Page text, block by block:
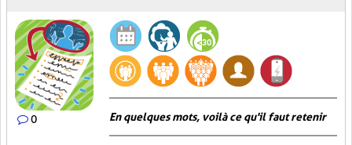
0 En quelques mots, voilà ce qu'il faut retenir